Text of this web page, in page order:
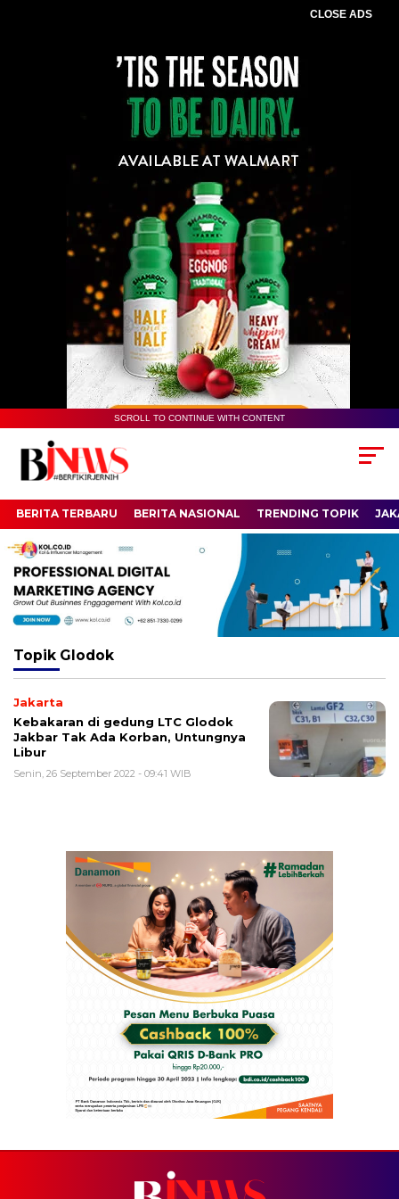
CLOSE ADS
SCROLL TO CONTINUE WITH CONTENT
BERITA TERBARU BERITA NASIONAL TRENDING TOPIK
Topik Glodok
Jakarta
Kebakaran di gedung LTC Glodok
Jakbar Tak Ada Korban, Untungnya
Libur
Senin, 26 September 2022 - 09:41 WIB